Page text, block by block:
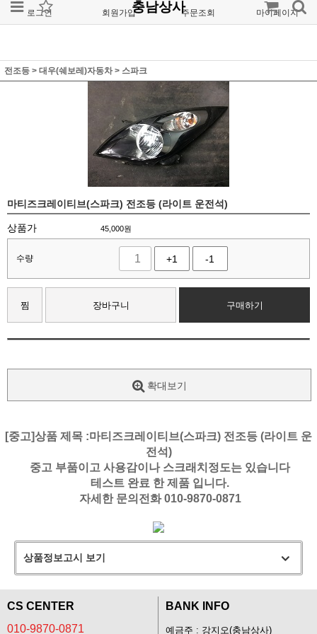
로그인 회원가입 주문조회 마이페이지
충남상사
전조등 > 대우(쉐보레)자동차> 스파크
마티즈크레이티브(스파크) 전조등 (라이트 운전석)
상품가 45,000원
수량 +1 -1
찜 장바구니 구매하기
확대보기
[중고]상품 제목 :마티즈크레이티브(스파크) 전조등 (라이트 운
전석)
중고 부품이고 사용감이나 스크래치정도는 있습니다
테스트 완료 한 제품 입니다.
자세한 문의전화 010-9870-0871
상품정보고시 보기
CS CENTER
010-9870-0871
BANK INFO
예금주 : 강지오(충남상사)